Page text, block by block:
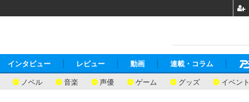
ノベル 音楽 声優 ゲーム グッズ イベント
インタビュー レビュー 動画 連載・コラム